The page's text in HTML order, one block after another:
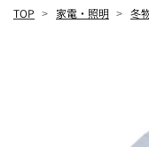
TOP 家電・照明 冬